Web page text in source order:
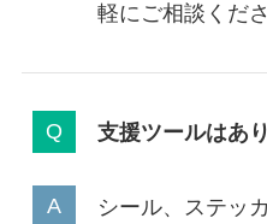
軽にご相談くだ
支援ツールはあ
シール、ステッ